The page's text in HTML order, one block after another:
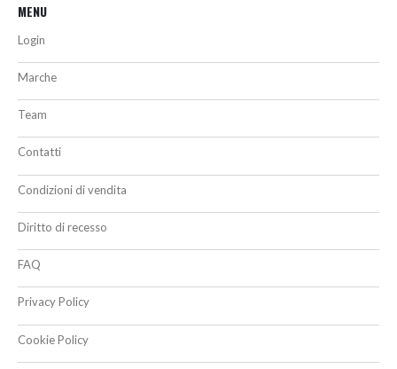
MENU
Login
Marche
Team
Contatti
Condizioni di vendita
Diritto di recesso
FAQ
Privacy Policy
Cookie Policy